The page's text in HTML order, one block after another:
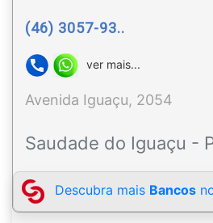
(46) 3057-93..
ver mais...
Avenida Iguaçu, 2054
Saudade do Iguaçu -
Descubra mais Bancos